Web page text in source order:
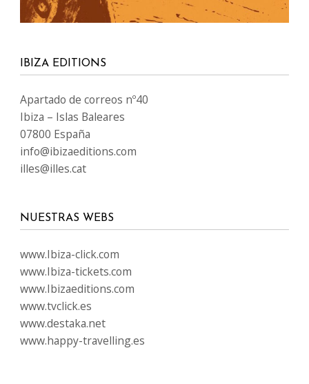
IBIZA EDITIONS
Apartado de correos nº40
Ibiza – Islas Baleares
07800 España
info@ibizaeditions.com
illes@illes.cat
NUESTRAS WEBS
www.Ibiza-click.com
www.Ibiza-tickets.com
www.Ibizaeditions.com
www.tvclick.es
www.destaka.net
www.happy-travelling.es